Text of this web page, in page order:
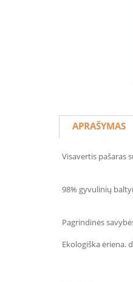
APRAŠYMAS
Visavertis pašaras
98% gyvulinių
Pagrindinės
Ekologiška ėriena.